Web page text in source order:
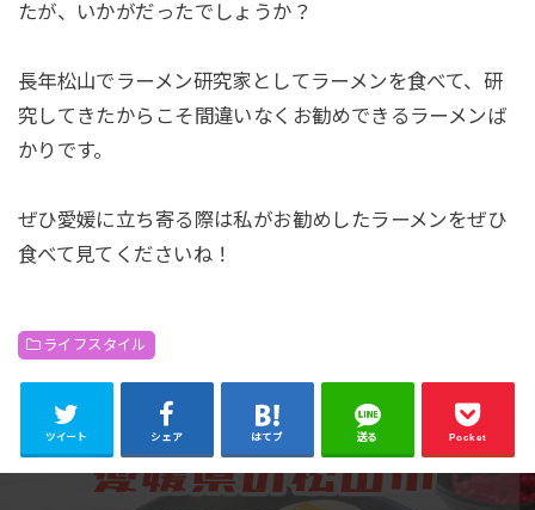
たが、いかがだったでしょうか？
長年松山でラーメン研究家としてラーメンを食べて、研
究してきたからこそ間違いなくお勧めできるラーメンば
かりです。
ぜひ愛媛に立ち寄る際は私がお勧めしたラーメンをぜひ
食べて見てくださいね！
ライフスタイル
ツイート シェア はてブ 送る Pocket